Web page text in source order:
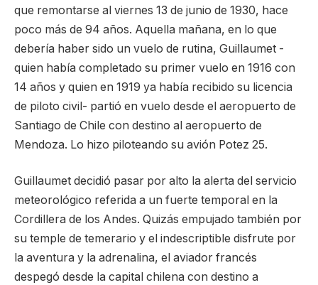
que remontarse al viernes 13 de junio de 1930, hace
poco más de 94 años. Aquella mañana, en lo que
debería haber sido un vuelo de rutina, Guillaumet -
quien había completado su primer vuelo en 1916 con
14 años y quien en 1919 ya había recibido su licencia
de piloto civil- partió en vuelo desde el aeropuerto de
Santiago de Chile con destino al aeropuerto de
Mendoza. Lo hizo piloteando su avión Potez 25.
Guillaumet decidió pasar por alto la alerta del servicio
meteorológico referida a un fuerte temporal en la
Cordillera de los Andes. Quizás empujado también por
su temple de temerario y el indescriptible disfrute por
la aventura y la adrenalina, el aviador francés
despegó desde la capital chilena con destino a